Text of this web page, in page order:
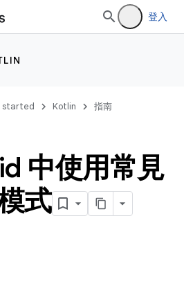
登入
started Kotlin 指南
中使用常見
式